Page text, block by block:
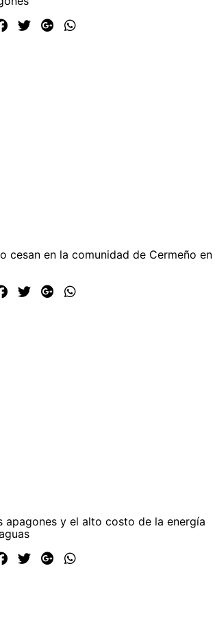
cesan en la comunidad de Cermeño en
apagones y el alto costo de la energía